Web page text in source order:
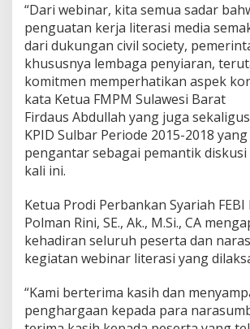
“Dari webinar, kita semua sadar
penguatan kerja literasi media
dari dukungan civil society,
khususnya lembaga penyiaran,
komitmen memperhatikan aspek
kata Ketua FMPM Sulawesi Barat
Firdaus Abdullah yang juga
KPID Sulbar Periode 2015-2018
pengantar sebagai pemantik
kali ini.
Ketua Prodi Perbankan Syariah FEBI
Polman Rini, SE., Ak., M.Si., CA
kehadiran seluruh peserta dan
kegiatan webinar literasi yang
“Kami berterima kasih dan
penghargaan kepada para